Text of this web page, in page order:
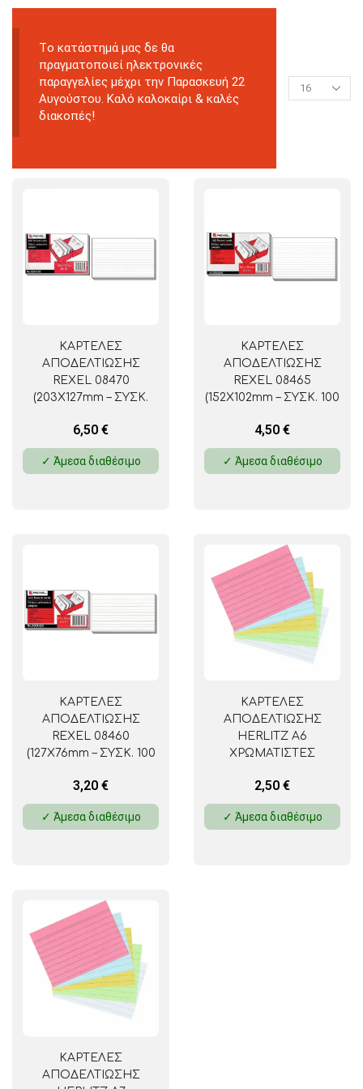
Tο κατάστημά μας δε θα
πραγματοποιεί ηλεκτρονικές
παραγγελίες μέχρι την Παρασκευή 22
Αυγούστου. Καλό καλοκαίρι & καλές
διακοπές!
ΚΑΡΤΕΛΕΣ
ΑΠΟΔΕΛΤΙΩΣΗΣ
REXEL 08470
(203Χ127mm – ΣΥΣΚ.
6,50 €
✓ Άμεσα διαθέσιμο
ΚΑΡΤΕΛΕΣ
ΑΠΟΔΕΛΤΙΩΣΗΣ
REXEL 08465
(152Χ102mm – ΣΥΣΚ. 100
4,50 €
✓ Άμεσα διαθέσιμο
ΚΑΡΤΕΛΕΣ
ΑΠΟΔΕΛΤΙΩΣΗΣ
REXEL 08460
(127Χ76mm – ΣΥΣΚ. 100
3,20 €
✓ Άμεσα διαθέσιμο
ΚΑΡΤΕΛΕΣ
ΑΠΟΔΕΛΤΙΩΣΗΣ
HERLITZ A6
ΧΡΩΜΑΤΙΣΤΕΣ
ΤΕΜ.)
2,50 €
✓ Άμεσα διαθέσιμο
ΚΑΡΤΕΛΕΣ
ΑΠΟΔΕΛΤΙΩΣΗΣ